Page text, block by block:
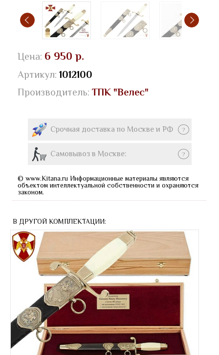
Цена: 6 950 р.
Артикул: 1012100
Производитель: ТПК "Велес"
Срочная доставка по Москве и РФ ?
Самовывоз в Москве: ?
© www.Kitana.ru Информационные материалы являются
объектом интеллектуальной собственности и охраняются
законом.
В ДРУГОЙ КОМПЛЕКТАЦИИ: